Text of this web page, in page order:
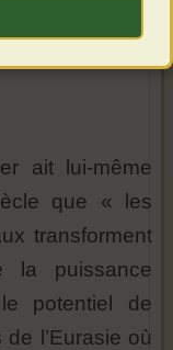
ait lui-même
que « les
transforment
la puissance
potentiel de
l’Eurasie où